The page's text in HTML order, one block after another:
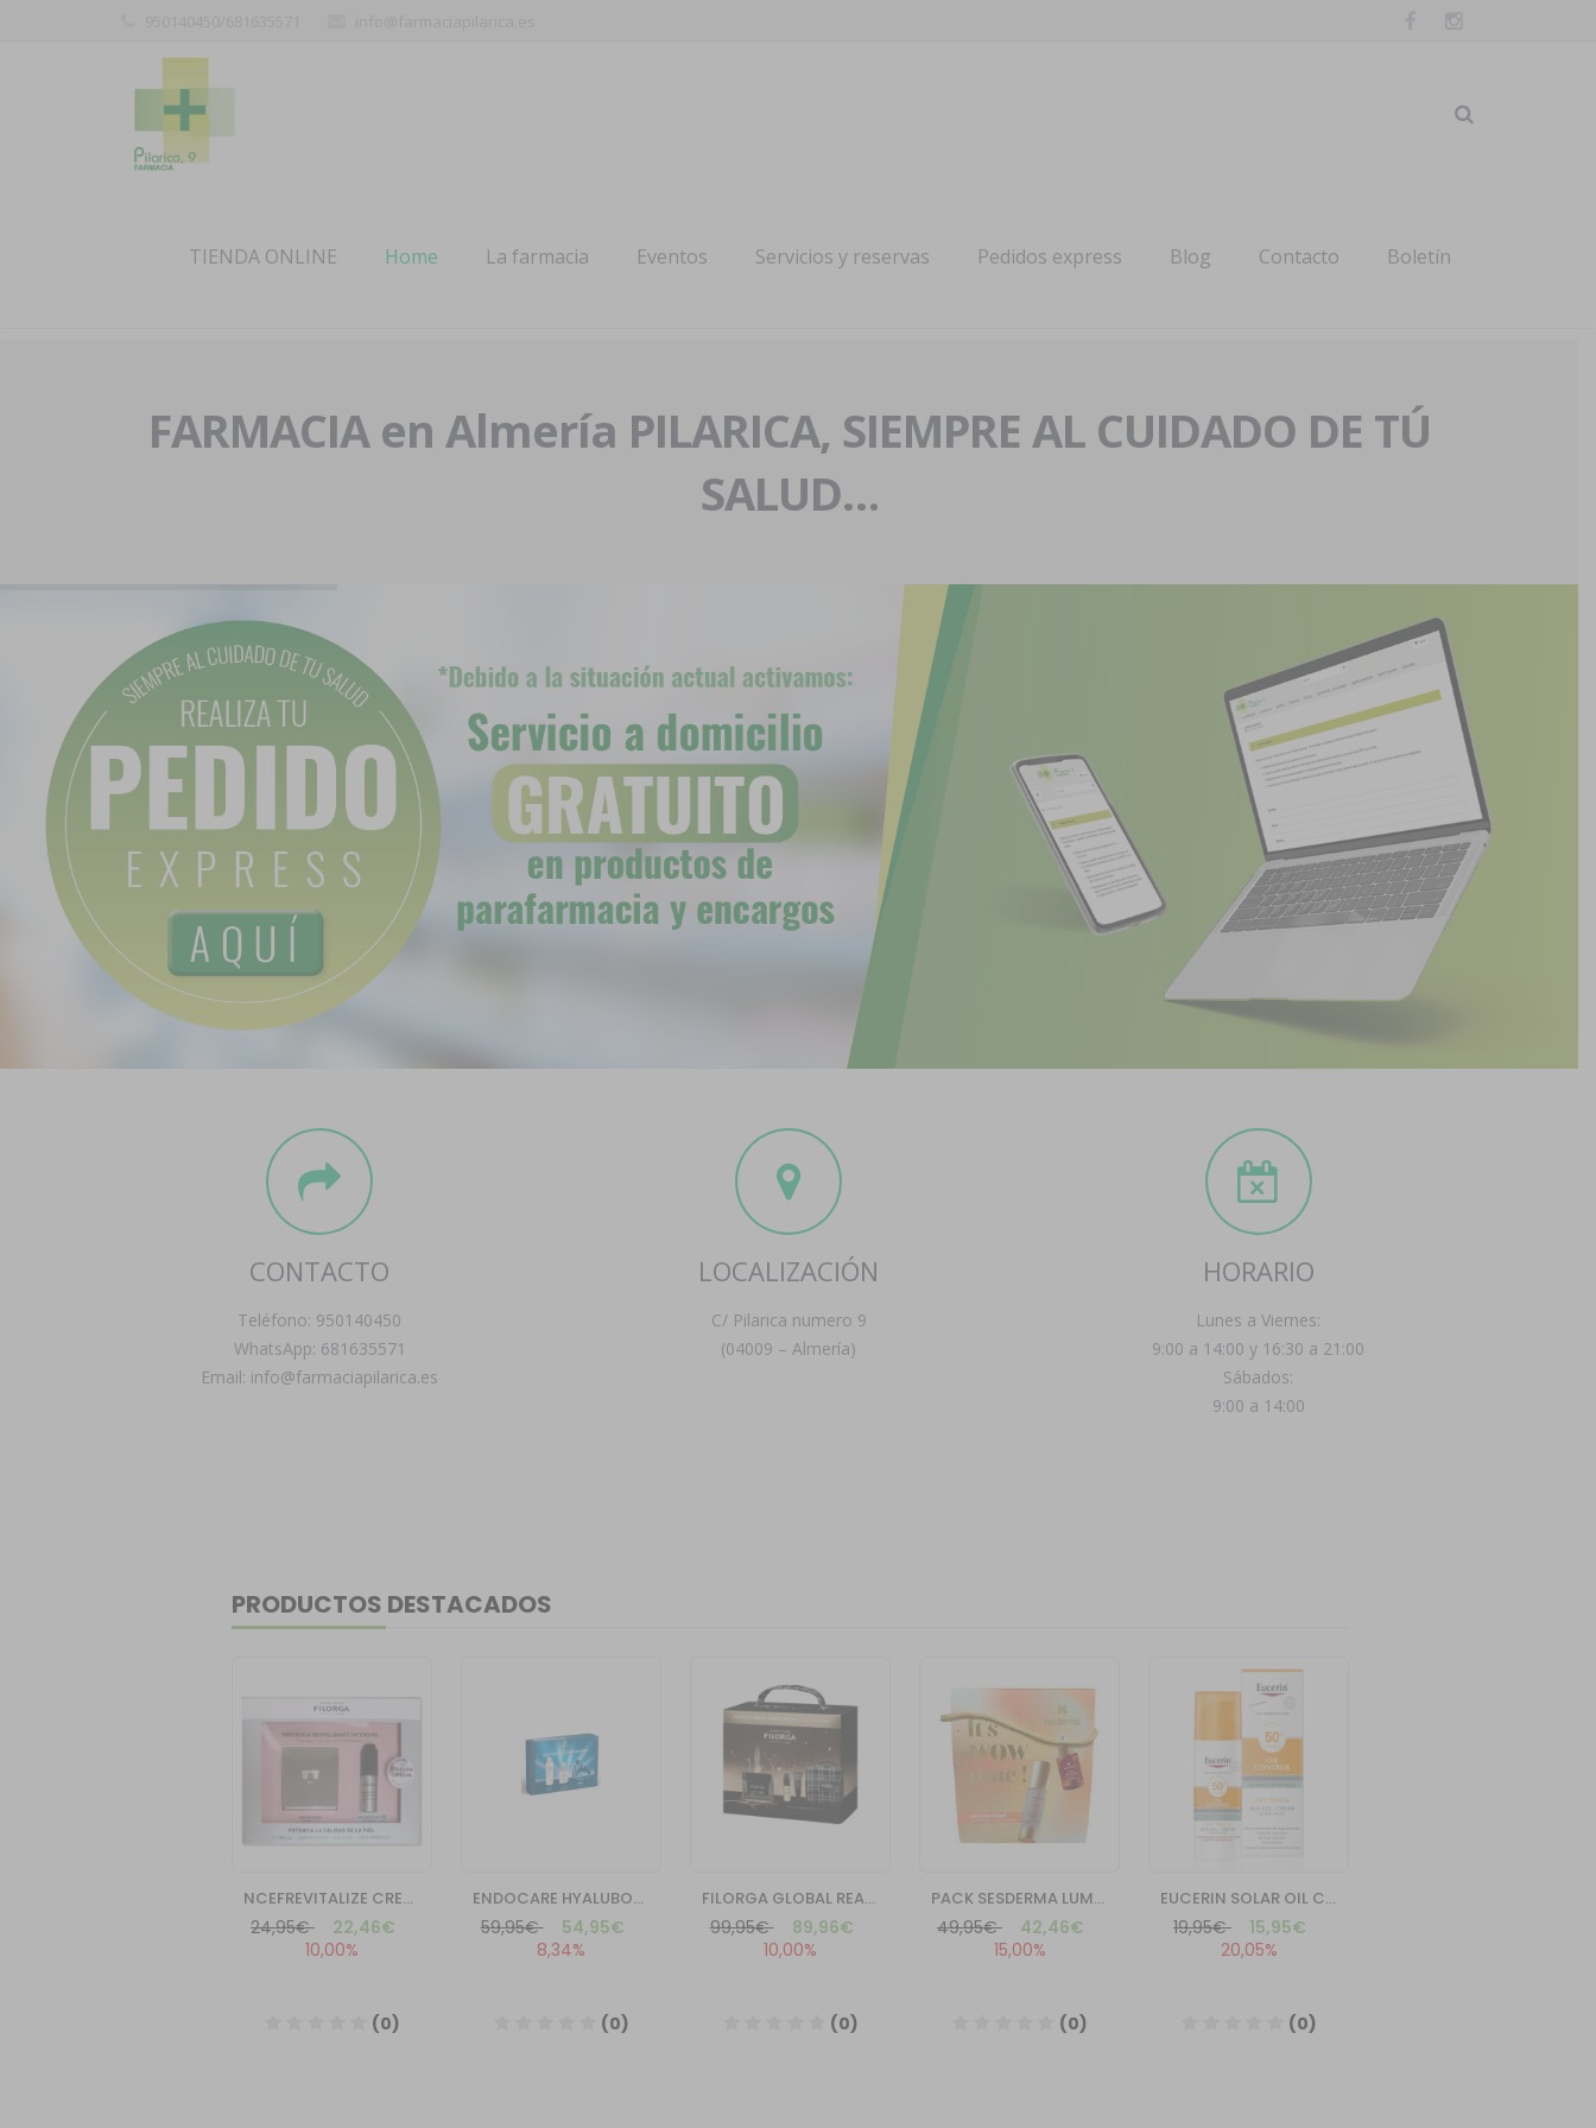
TIENDA ONLINE Home La farmacia Eventos Servicios y reservas Pedidos express Blog Contacto Boletín
FARMACIA en Almería PILARICA, SIEMPRE AL CUIDADO DE TÚ
SALUD…
CONTACTO
Teléfono: 950140450
WhatsApp: 681635571
Email: info@farmaciapilarica.es
LOCALIZACIÓN
C/ Pilarica numero 9
(04009 – Almería)
HORARIO
Lunes a Viernes:
9:00 a 14:00 y 16:30 a 21:00
Sábados:
9:00 a 14:00